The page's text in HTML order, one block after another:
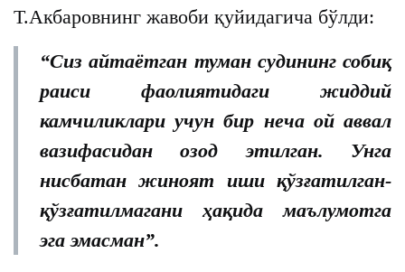
Т.Акбаровнинг жавоби қуйидагича бўлди:
“Сиз айтаётган туман судининг собиқ
раиси фаолиятидаги жиддий
камчиликлари учун бир неча ой аввал
вазифасидан озод этилган. Унга
нисбатан жиноят иши қўзғатилган-
қўзғатилмагани ҳақида маълумотга
эга эмасман”.